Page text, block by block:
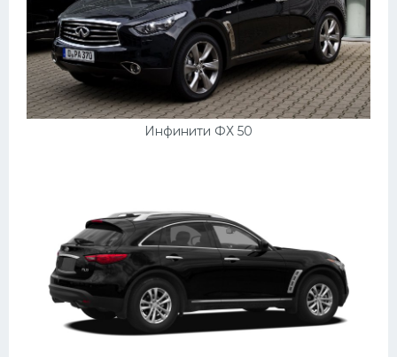
Инфинити ФХ 50
Дэу
Скания
Форд
Инфинити
ЛУАЗ